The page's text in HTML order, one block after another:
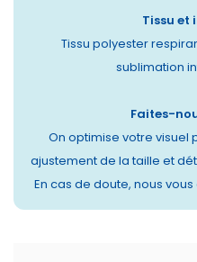
Tissu et
Tissu polyester
sublimation
Faites-
On optimise votre visuel
ajustement de la taille et
En cas de doute, nous